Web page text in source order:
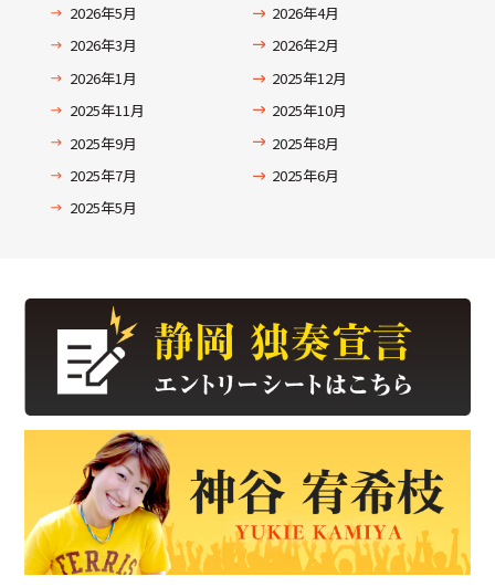
2026年5月
2026年4月
2026年3月
2026年2月
2026年1月
2025年12月
2025年11月
2025年10月
2025年9月
2025年8月
2025年7月
2025年6月
2025年5月